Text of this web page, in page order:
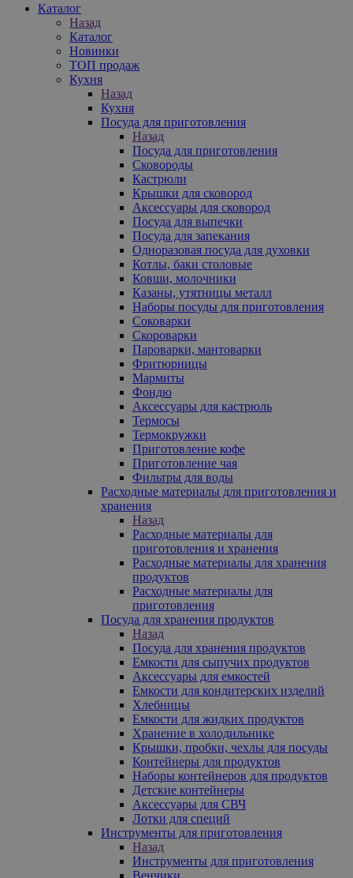
Каталог
Назад
Каталог
Новинки
ТОП продаж
Кухня
Назад
Кухня
Посуда для приготовления
Назад
Посуда для приготовления
Сковороды
Кастрюли
Крышки для сковород
Аксессуары для сковород
Посуда для выпечки
Посуда для запекания
Одноразовая посуда для духовки
Котлы, баки столовые
Ковши, молочники
Казаны, утятницы металл
Наборы посуды для приготовления
Соковарки
Скороварки
Пароварки, мантоварки
Фритюрницы
Мармиты
Фондю
Аксессуары для кастрюль
Термосы
Термокружки
Приготовление кофе
Приготовление чая
Фильтры для воды
Расходные материалы для приготовления и
хранения
Назад
Расходные материалы для
приготовления и хранения
Расходные материалы для хранения
продуктов
Расходные материалы для
приготовления
Посуда для хранения продуктов
Назад
Посуда для хранения продуктов
Емкости для сыпучих продуктов
Аксессуары для емкостей
Емкости для кондитерских изделий
Хлебницы
Емкости для жидких продуктов
Хранение в холодильнике
Крышки, пробки, чехлы для посуды
Контейнеры для продуктов
Наборы контейнеров для продуктов
Детские контейнеры
Аксессуары для СВЧ
Лотки для специй
Инструменты для приготовления
Назад
Инструменты для приготовления
Венчики